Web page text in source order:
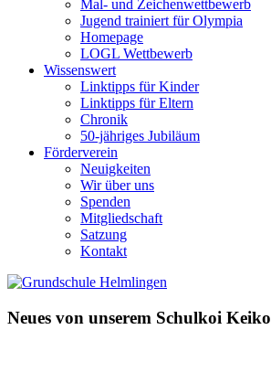
Mal- und Zeichenwettbewerb
Jugend trainiert für Olympia
Homepage
LOGL Wettbewerb
Wissenswert
Linktipps für Kinder
Linktipps für Eltern
Chronik
50-jähriges Jubiläum
Förderverein
Neuigkeiten
Wir über uns
Spenden
Mitgliedschaft
Satzung
Kontakt
Neues von unserem Schulkoi Keiko